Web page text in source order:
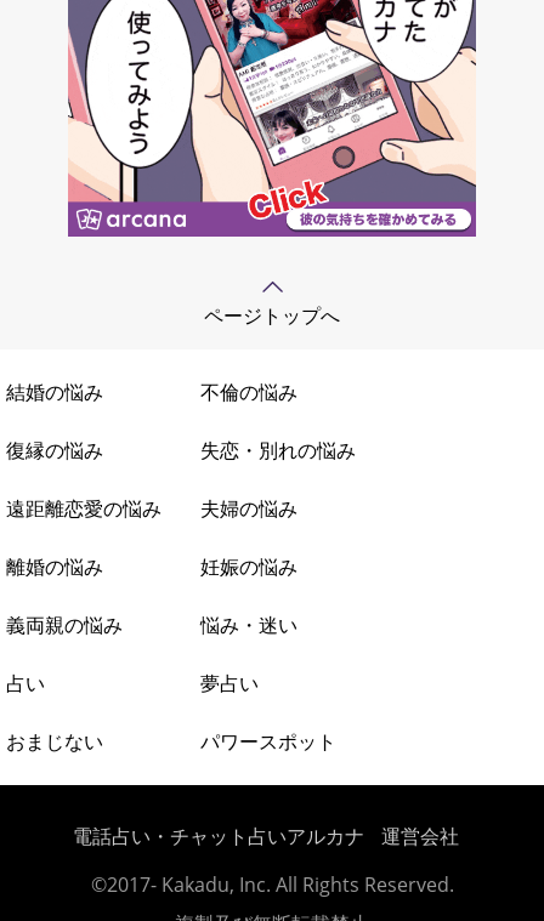
ページトップへ
結婚の悩み 不倫の悩み
復縁の悩み 失恋・別れの悩み
遠距離恋愛の悩み 夫婦の悩み
離婚の悩み 妊娠の悩み
義両親の悩み 悩み・迷い
占い 夢占い
おまじない パワースポット
電話占い・チャット占いアルカナ
運営会社
©2017- Kakadu, Inc. All Rights Reserved.